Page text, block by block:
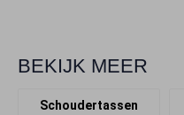
BEKIJK MEER
Schoudertassen